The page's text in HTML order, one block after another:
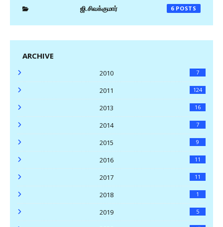
ஜி.சிவக்குமார் 6
ARCHIVE
2010 7
2011 124
2013 16
2014 7
2015 9
2016 11
2017 11
2018 1
2019 5